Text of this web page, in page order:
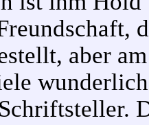
aber